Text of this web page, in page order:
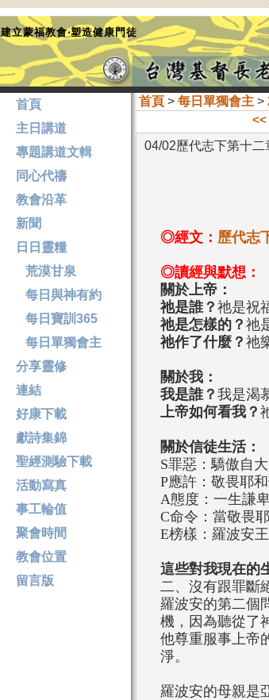
建立蒙福教會‧塑造健康門徒
首頁> 每日單獨會主>
<<
04/02歷代志下第十二
◎經文： 歷代志
◎讀經與默想：
關於上帝：
祂是誰？ 祂是祝
祂是怎樣的？ 祂
祂作了什麼？ 祂
關於我：
我是誰？ 我是渴
上帝如何看我？
關於信徒生活：
S罪惡：驕傲自大
P應許：敬畏耶
A態度：一生謙
C命令：當敬畏
E榜樣：羅波安
這些對我現在的
二、沒有跟罪斷
羅波安的第二個
機，因為聽從了
他尊重服事上帝
淨。
羅波安的母親是
首頁
主日講道
專題講道文輯
同心代禱
教會沿革
新聞
日日靈糧
荒漠甘泉
每日與神有約
每日寶訓365
每日單獨會主
分享靈修
連結
好康下載
獻詩集錦
聖經測驗下載
活動寫真
事工輪值
聚會時間
教會位置
留言版